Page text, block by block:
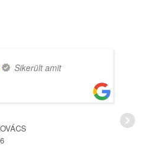
Sikerült amit